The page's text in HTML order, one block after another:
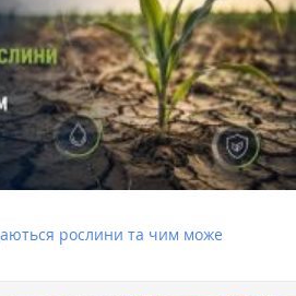
рослини та чим може